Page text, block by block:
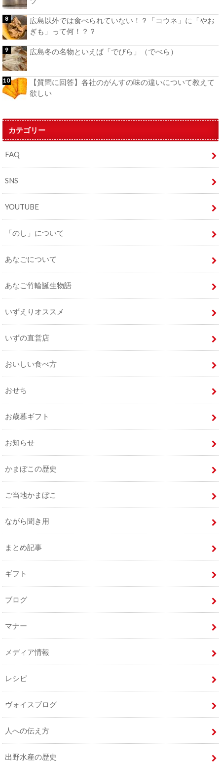
広島以外では食べられていない！？「コウネ」に「やお
ぎも」って何！？？
広島冬の名物といえば「でびら」（でべら）
【質問に回答】各社のがんすの味の違いについて教えて
欲しい
カテゴリー
FAQ
SNS
YOUTUBE
「のし」について
あなごについて
あなご竹輪誕生物語
いずえりオススメ
いずの直営店
おいしい食べ方
おせち
お歳暮ギフト
お知らせ
かまぼこの歴史
ご当地かまぼこ
ながら聞き用
まとめ記事
ギフト
ブログ
マナー
メディア情報
レシピ
ヴォイスブログ
人への伝え方
出野水産の歴史